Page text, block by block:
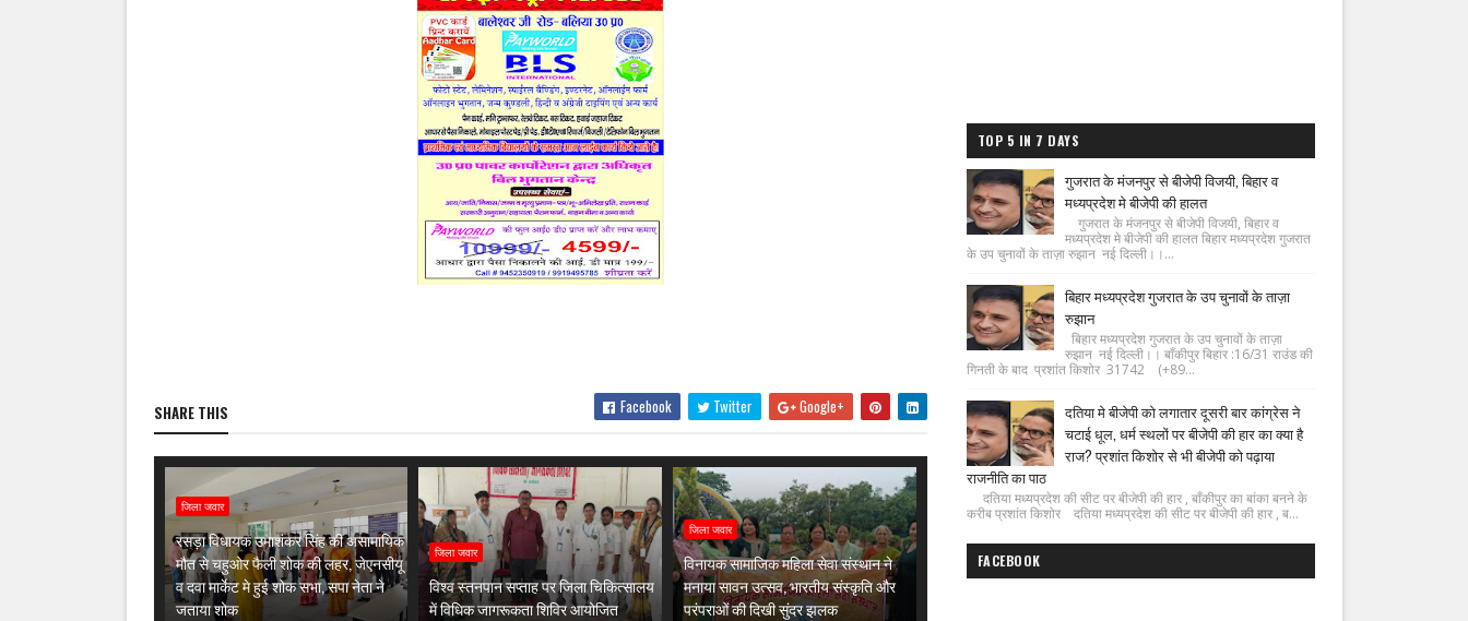
SHARE THIS Facebook Twitter Google+
जिला जवार
रसड़ा विधायक उमाशंकर सिंह की असामायिक
मौत से चहुओर फैली शोक की लहर, जेएनसीयू
व दवा मार्केट मे हुई शोक सभा, सपा नेता ने
जताया शोक
जिला जवार
विश्व स्तनपान सप्ताह पर जिला चिकित्सालय
में विधिक जागरूकता शिविर आयोजित
जिला जवार
विनायक सामाजिक महिला सेवा संस्थान ने
मनाया सावन उत्सव, भारतीय संस्कृति और
परंपराओं की दिखी सुंदर झलक
TOP 5 IN 7 DAYS
गुजरात के मंजनपुर से बीजेपी विजयी, बिहार व
मध्यप्रदेश मे बीजेपी की हालत
गुजरात के मंजनपुर से बीजेपी विजयी, बिहार व
मध्यप्रदेश मे बीजेपी की हालत बिहार मध्यप्रदेश गुजरात
के उप चुनावों के ताज़ा रुझान नई दिल्ली।।...
बिहार मध्यप्रदेश गुजरात के उप चुनावों के ताज़ा
रुझान
बिहार मध्यप्रदेश गुजरात के उप चुनावों के ताज़ा
रुझान नई दिल्ली।। बाँकीपुर बिहार :16/31 राउंड की
गिनती के बाद प्रशांत किशोर 31742 (+89...
दतिया मे बीजेपी को लगातार दूसरी बार कांग्रेस ने
चटाई धूल, धर्म स्थलों पर बीजेपी की हार का क्या है
राज? प्रशांत किशोर से भी बीजेपी को पढ़ाया
राजनीति का पाठ
दतिया मध्यप्रदेश की सीट पर बीजेपी की हार , बाँकीपुर का बांका बनने के
करीब प्रशांत किशोर दतिया मध्यप्रदेश की सीट पर बीजेपी की हार , ब...
FACEBOOK